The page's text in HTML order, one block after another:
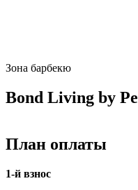
Зона барбекю
Bond Living by
План оплаты
1-й взнос